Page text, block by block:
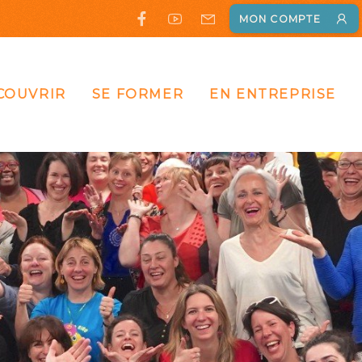
MON COMPTE
SE FORMER EN ENTREPRISE